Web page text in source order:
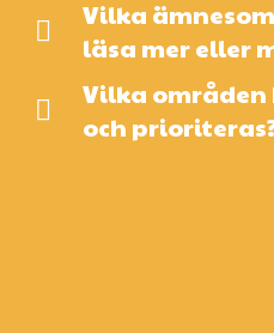
Vilka
läsa mer eller
Vilka områden
och